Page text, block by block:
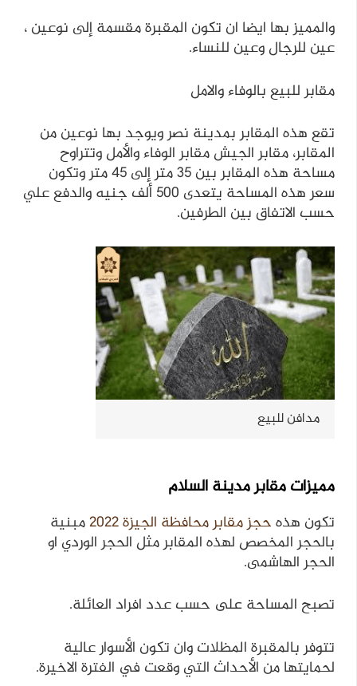
والمميز بها ايضا ان تكون المقبرة مقسمة إلى نوعين ،
عين للرجال وعين للنساء.
مقابر للبيع بالوفاء والامل
تقع هذه المقابر بمدينة نصر ويوجد بها نوعين من
المقابر، مقابر الجيش مقابر الوفاء والأمل وتتراوح
مساحة هذه المقابر بين 35 متر إلى 45 متر وتكون
سعر هذه المساحة يتعدى 500 ألف جنيه والدفع علي
حسب الاتفاق بين الطرفين.
مدافن للبيع
مميزات مقابر مدينة السلام
تكون هذهحجز مقابر محافظة الجيزة 2022 مبنية
بالحجر المخصص لهذه المقابر مثل الحجر الوردي او
الحجر الهاشمى.
تصبح المساحة على حسب عدد افراد العائلة.
تتوفر بالمقبرة المظلات وان تكون الأسوار عالية
لحمايتها من الأحداث التي وقعت في الفترة الاخيرة.